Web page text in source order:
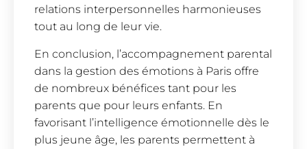
relations interpersonnelles harmonieuses
tout au long de leur vie.
En conclusion, l’accompagnement parental
dans la gestion des émotions à Paris offre
de nombreux bénéfices tant pour les
parents que pour leurs enfants. En
favorisant l’intelligence émotionnelle dès le
plus jeune âge, les parents permettent à